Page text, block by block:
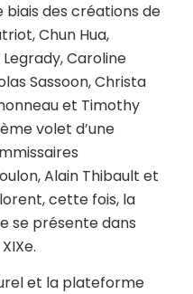
des créations de
Chun Hua,
Caroline
Sassoon, Christa
et Timothy
volet d’une
Alain Thibault et
cette fois, la
se présente dans
et la plateforme